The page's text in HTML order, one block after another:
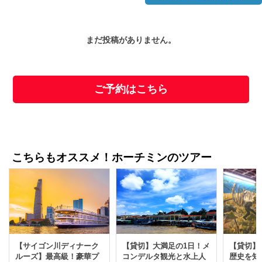
まだ投稿がありません。
ご予約はこちら
こちらもオススメ！ホーチミンのツアー
【サイゴン川ディナーク
ルーズ】最高級！豪華プ
【貸切】大満足の1日！メ
コンデルタ観光と水上人
【貸切
歴史を知